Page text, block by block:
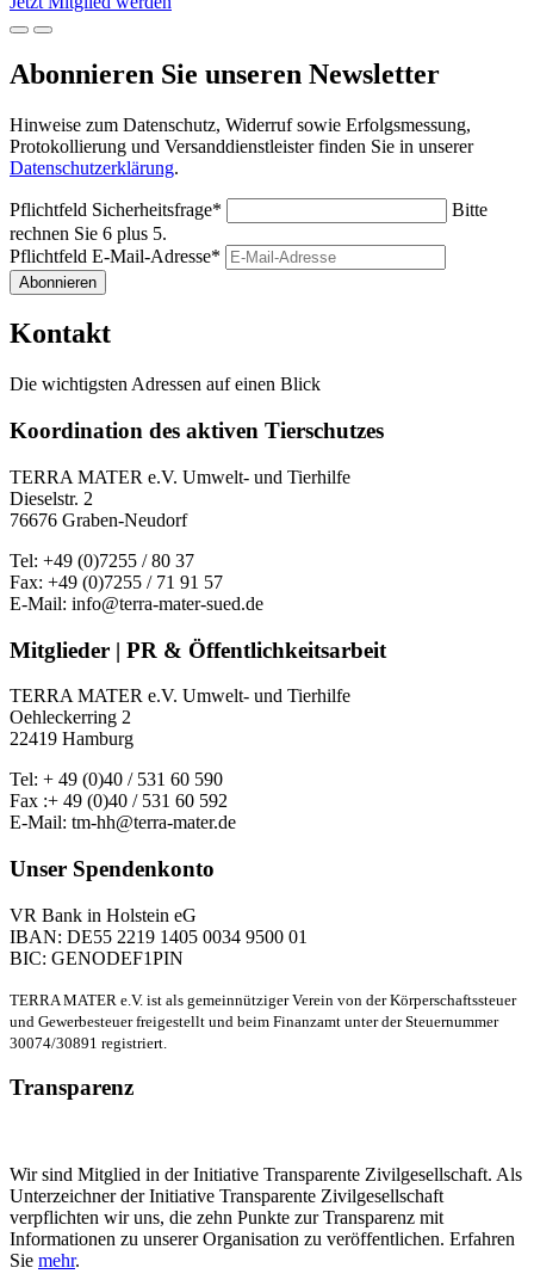
Abonnieren Sie unseren Newsletter
Hinweise zum Datenschutz, Widerruf sowie Erfolgsmessung,
Protokollierung und Versanddienstleister finden Sie in unserer
Datenschutzerklärung.
Pflichtfeld Sicherheitsfrage*
Bitte
rechnen Sie 6 plus 5.
Pflichtfeld E-Mail-Adresse*
Abonnieren
Kontakt
Die wichtigsten Adressen auf einen Blick
Koordination des aktiven Tierschutzes
TERRA MATER e.V. Umwelt- und Tierhilfe
Dieselstr. 2
76676 Graben-Neudorf
Tel: +49 (0)7255 / 80 37
Fax: +49 (0)7255 / 71 91 57
E-Mail: info@terra-mater-sued.de
Mitglieder | PR & Öffentlichkeitsarbeit
TERRA MATER e.V. Umwelt- und Tierhilfe
Oehleckerring 2
22419 Hamburg
Tel: + 49 (0)40 / 531 60 590
Fax :+ 49 (0)40 / 531 60 592
E-Mail: tm-hh@terra-mater.de
Unser Spendenkonto
VR Bank in Holstein eG
IBAN: DE55 2219 1405 0034 9500 01
BIC: GENODEF1PIN
TERRA MATER e.V. ist als gemeinnütziger Verein von der Körperschaftssteuer
und Gewerbesteuer freigestellt und beim Finanzamt unter der Steuernummer
30074/30891 registriert.
Transparenz
Wir sind Mitglied in der Initiative Transparente Zivilgesellschaft. Als
Unterzeichner der Initiative Transparente Zivilgesellschaft
verpflichten wir uns, die zehn Punkte zur Transparenz mit
Informationen zu unserer Organisation zu veröffentlichen. Erfahren
Sie mehr.